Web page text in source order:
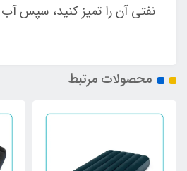
نفتی آن را تمیز کنید، سپس آب
محصولات مرتبط